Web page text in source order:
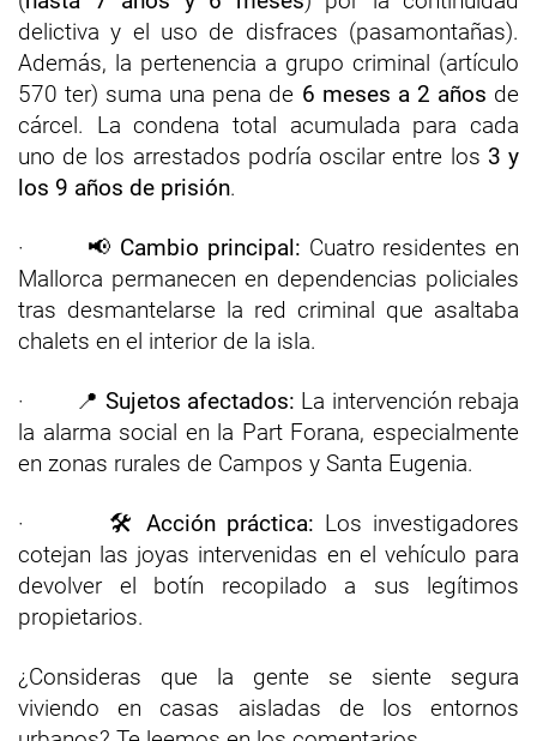
delictiva y el uso de disfraces (pasamontañas).
Además, la pertenencia a grupo criminal (artículo
570 ter) suma una pena de 6 meses a 2 años de
cárcel. La condena total acumulada para cada
uno de los arrestados podría oscilar entre los 3 y
los 9 años de prisión.
· 📢 Cambio principal: Cuatro residentes en
Mallorca permanecen en dependencias policiales
tras desmantelarse la red criminal que asaltaba
chalets en el interior de la isla.
· 📍 Sujetos afectados: La intervención rebaja
la alarma social en la Part Forana, especialmente
en zonas rurales de Campos y Santa Eugenia.
· 🛠️Acción práctica: Los investigadores
cotejan las joyas intervenidas en el vehículo para
devolver el botín recopilado a sus legítimos
propietarios.
¿Consideras que la gente se siente segura
viviendo en casas aisladas de los entornos